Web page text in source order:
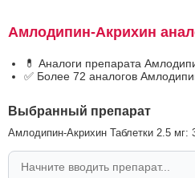
Амлодипин-Акрихин
💊 Аналоги препарата
✅ Более 72 аналогов
Выбранный препарат
Амлодипин-Акрихин Таблетки 2.5 мг: